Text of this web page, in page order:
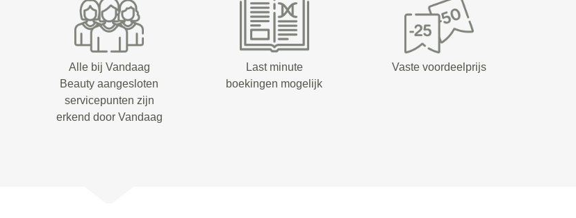
Alle bij Vandaag
Beauty aangesloten
servicepunten zijn
erkend door Vandaag
Last minute
boekingen mogelijk
Vaste voordeelprijs